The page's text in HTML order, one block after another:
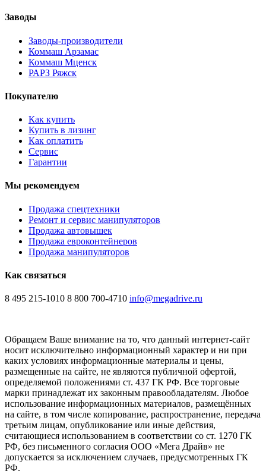
Заводы
Заводы-производители
Коммаш Арзамас
Коммаш Мценск
РАРЗ Ряжск
Покупателю
Как купить
Купить в лизинг
Как оплатить
Сервис
Гарантии
Мы рекомендуем
Продажа спецтехники
Ремонт и сервис манипуляторов
Продажа автовышек
Продажа евроконтейнеров
Продажа манипуляторов
Как связаться
8 495 215-1010 8 800 700-4710 info@megadrive.ru
Обращаем Ваше внимание на то, что данный интернет-сайт
носит исключительно информационный характер и ни при
каких условиях информационные материалы и цены,
размещенные на сайте, не являются публичной офертой,
определяемой положениями ст. 437 ГК РФ. Все торговые
марки принадлежат их законным правообладателям. Любое
использование информационных материалов, размещённых
на сайте, в том числе копирование, распространение, передача
третьим лицам, опубликование или иные действия,
считающиеся использованием в соответствии со ст. 1270 ГК
РФ, без письменного согласия ООО «Мега Драйв» не
допускается за исключением случаев, предусмотренных ГК
РФ.